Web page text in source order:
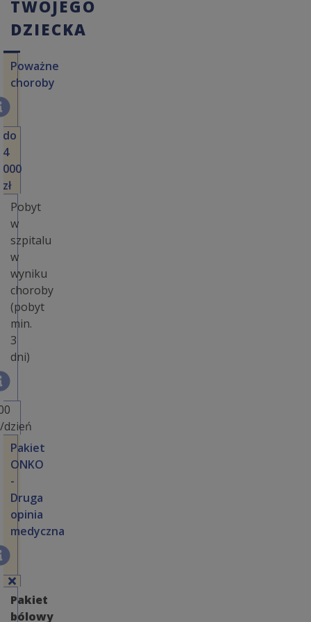
TWOJEGO
DZIECKA
Poważne
choroby
do
4
000
zł
Pobyt
w
szpitalu
w
wyniku
choroby
(pobyt
min.
3
dni)
dzień
Pakiet
ONKO
-
Druga
opinia
medyczna
Pakiet
bólowy